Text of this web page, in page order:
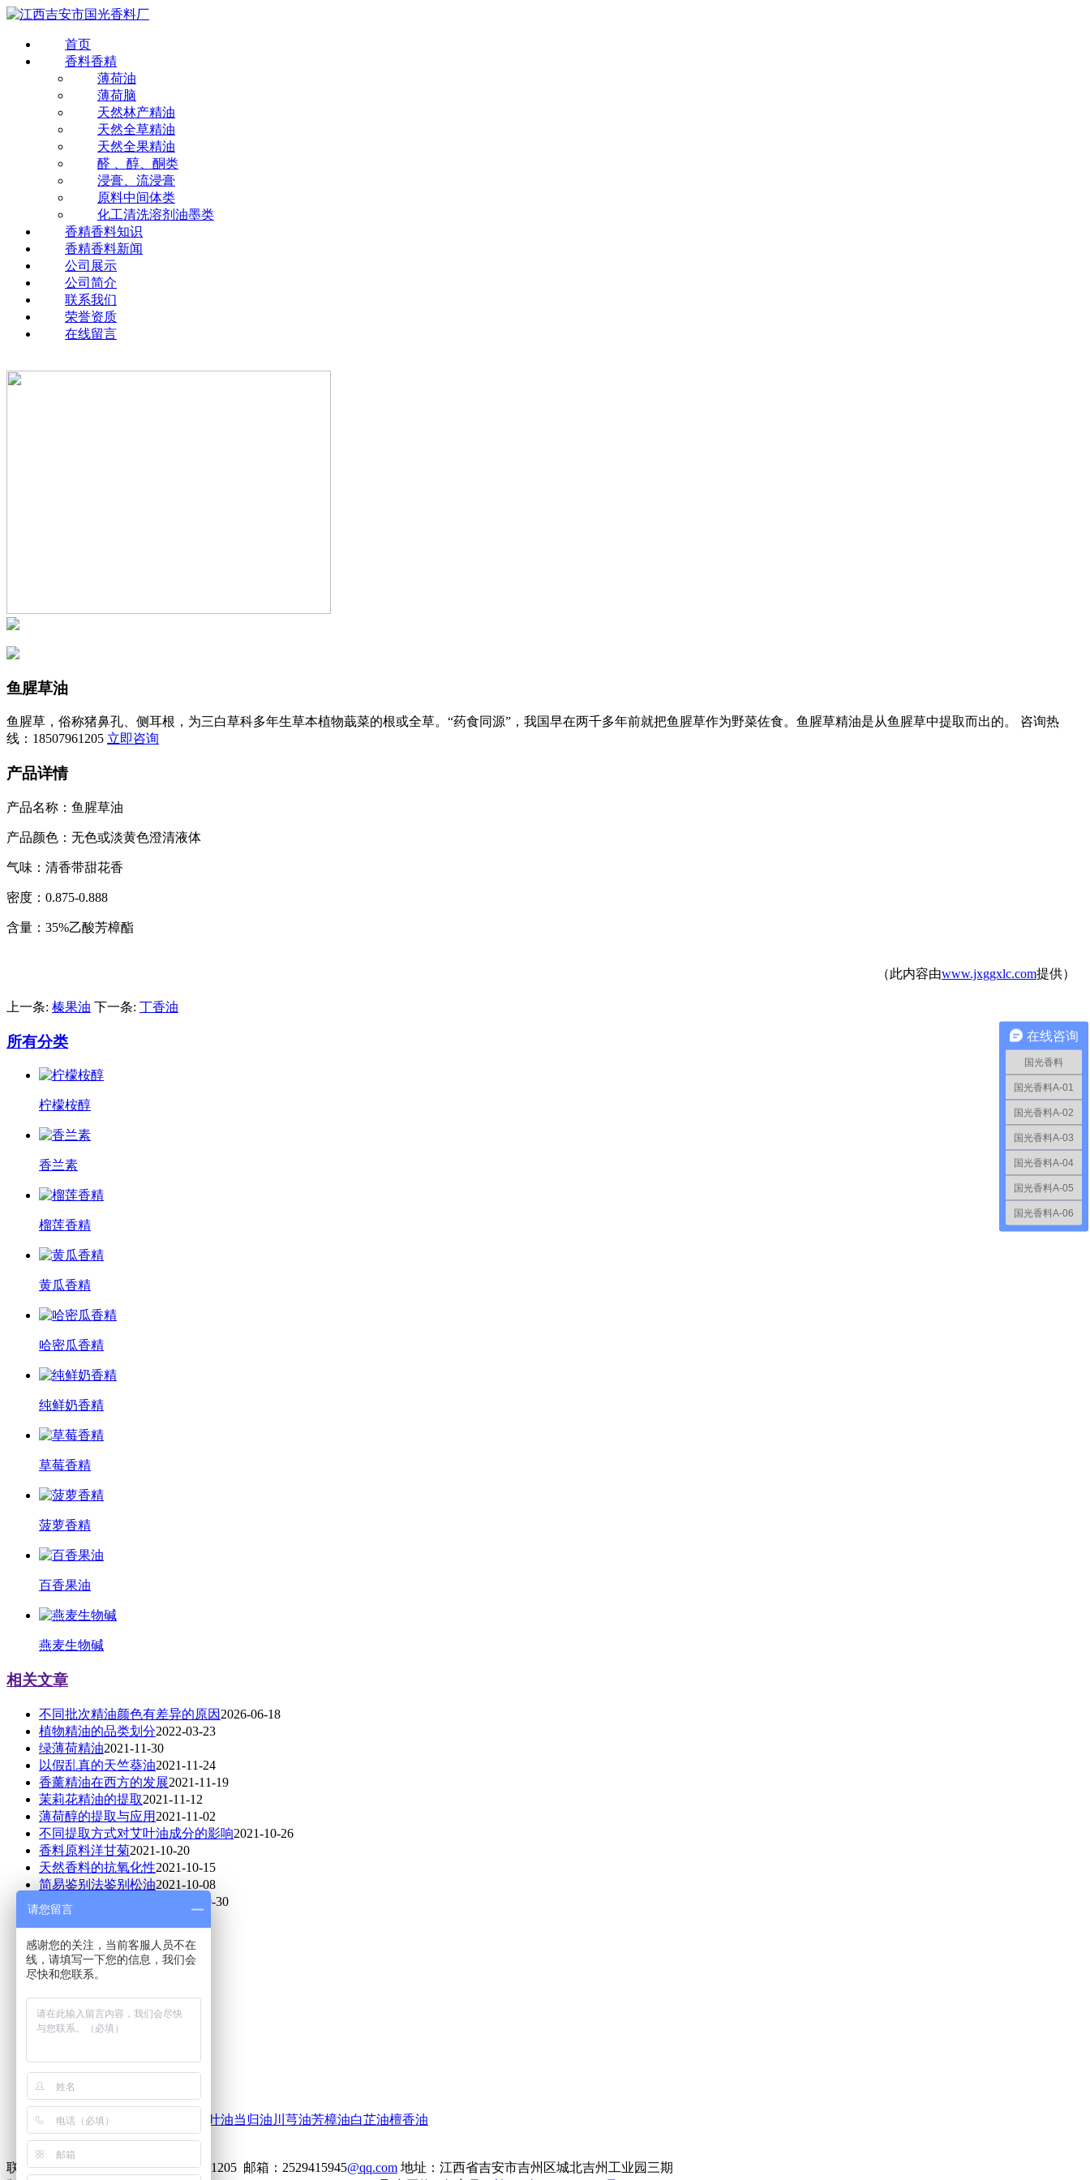
首页
香料香精
薄荷油
薄荷脑
天然林产精油
天然全草精油
天然全果精油
醛 、醇、酮类
浸膏、流浸膏
原料中间体类
化工清洗溶剂油墨类
香精香料知识
香精香料新闻
公司展示
公司简介
联系我们
荣誉资质
在线留言
鱼腥草油
鱼腥草，俗称猪鼻孔、侧耳根，为三白草科多年生草本植物蕺菜的根或全草。“药食同源”，我国早在两千多年前就把鱼腥草作为野菜佐食。鱼腥草精油是从鱼腥草中提取而出的。 咨询热
线： 18507961205 立即咨询
产品详情
产品名称：鱼腥草油
产品颜色：无色或淡黄色澄清液体
气味：清香带甜花香
密度：0.875-0.888
含量：35%乙酸芳樟酯
（此内容由www.jxggxlc.com提供）
上一条: 榛果油 下一条: 丁香油
所有分类
柠檬桉醇
香兰素
榴莲香精
黄瓜香精
哈密瓜香精
纯鲜奶香精
草莓香精
菠萝香精
百香果油
燕麦生物碱
相关文章
不同批次精油颜色有差异的原因 2026-06-18
植物精油的品类划分2022-03-23
绿薄荷精油2021-11-30
以假乱真的天竺葵油2021-11-24
香薰精油在西方的发展2021-11-19
茉莉花精油的提取2021-11-12
薄荷醇的提取与应用 2021-11-02
不同提取方式对艾叶油成分的影响2021-10-26
香料原料洋甘菊2021-10-20
天然香料的抗氧化性2021-10-15
简易鉴别法鉴别松油2021-10-08
绿花百千层的橙花叔醇
2021-09-30
手机：18507961205
地址：中国 江西 吉安 吉州区
城北吉州工业园三期
邮箱：2529415945@qq.com
樟脑油 薄荷油 桉叶油当归油 川芎油芳樟油白芷油檀香油
联系人：刘经理 咨询热线：18507961205 邮箱：2529415945@qq.com 地址：江西省吉安市吉州区城北吉州工业园三期
在线咨询
国光香料
国光香料A-01
国光香料A-02
国光香料A-03
国光香料A-04
国光香料A-05
国光香料A-06
请您留言
感谢您的关注，当前客服人员不在
线，请填写一下您的信息，我们会
尽快和您联系。